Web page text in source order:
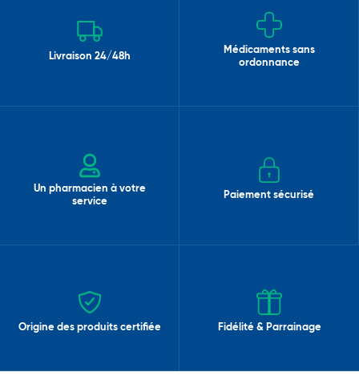
Livraison 24/48h
Médicaments sans
ordonnance
Un pharmacien à votre
service
Paiement sécurisé
Origine des produits certifiée Fidélité & Parrainage